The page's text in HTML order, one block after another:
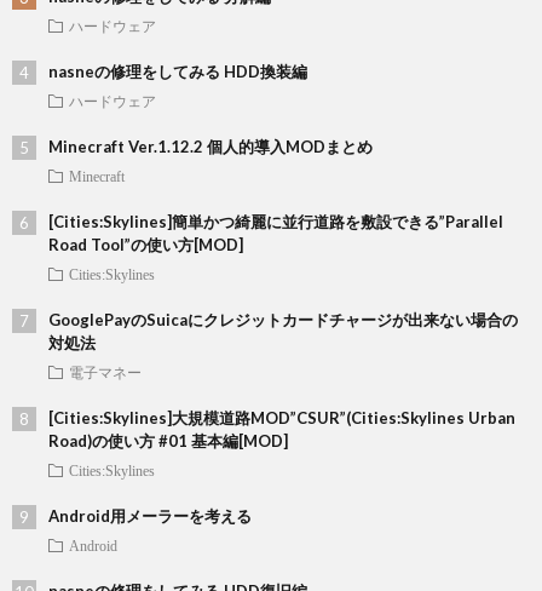
ハードウェア
nasneの修理をしてみる HDD換装編
ハードウェア
Minecraft Ver.1.12.2 個人的導入MODまとめ
Minecraft
[Cities:Skylines]簡単かつ綺麗に並行道路を敷設できる”Parallel
Road Tool”の使い方[MOD]
Cities:Skylines
GooglePayのSuicaにクレジットカードチャージが出来ない場合の
対処法
電子マネー
[Cities:Skylines]大規模道路MOD”CSUR”(Cities:Skylines Urban
Road)の使い方 #01 基本編[MOD]
Cities:Skylines
Android用メーラーを考える
Android